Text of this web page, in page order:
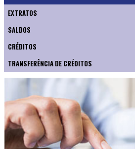
EXTRATOS
SALDOS
CRÉDITOS
TRANSFERÊNCIA DE CRÉDITOS